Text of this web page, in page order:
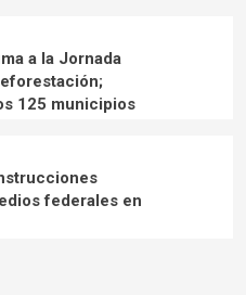
a la Jornada
125 municipios
federales en